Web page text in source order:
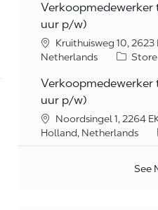
Verkoopmedewerker
uur p/w)
Kruithuisweg 10,
Netherlands
Category
Verkoopmedewerker
uur p/w)
Noordsingel 1, 2264
Holland, Netherlands
See